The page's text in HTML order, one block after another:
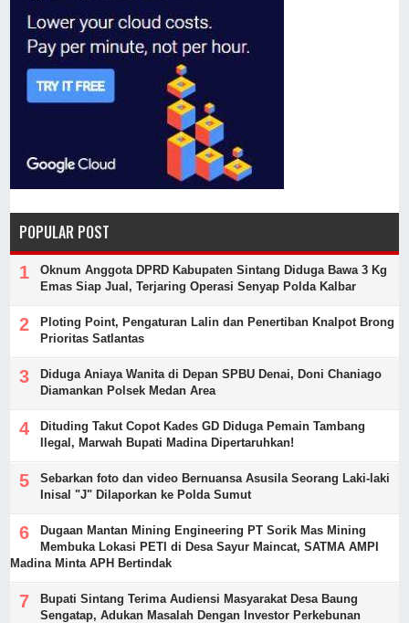
POPULAR POST
Oknum Anggota DPRD Kabupaten Sintang Diduga Bawa 3 Kg
Emas Siap Jual, Terjaring Operasi Senyap Polda Kalbar
Ploting Point, Pengaturan Lalin dan Penertiban Knalpot Brong
Prioritas Satlantas
Diduga Aniaya Wanita di Depan SPBU Denai, Doni Chaniago
Diamankan Polsek Medan Area
Dituding Takut Copot Kades GD Diduga Pemain Tambang
Ilegal, Marwah Bupati Madina Dipertaruhkan!
Sebarkan foto dan video Bernuansa Asusila Seorang Laki-laki
Inisal "J" Dilaporkan ke Polda Sumut
Dugaan Mantan Mining Engineering PT Sorik Mas Mining
Membuka Lokasi PETI di Desa Sayur Maincat, SATMA AMPI
Madina Minta APH Bertindak
Bupati Sintang Terima Audiensi Masyarakat Desa Baung
Sengatap, Adukan Masalah Dengan Investor Perkebunan